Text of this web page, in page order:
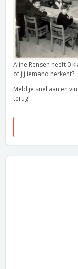
Aline Rensen heeft 0
of jij iemand herkent?
Meld je snel aan en
terug!